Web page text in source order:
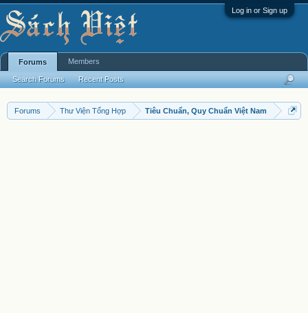
Log in or Sign up
Forums Thư Viện Tổng Hợp Tiêu Chuẩn, Quy Chuẩn Việt Nam
Forums
Search Forums Recent Posts
Members